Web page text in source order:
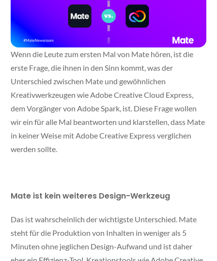
Wenn die Leute zum ersten Mal von Mate hören, ist die
erste Frage, die ihnen in den Sinn kommt, was der
Unterschied zwischen Mate und gewöhnlichen
Kreativwerkzeugen wie Adobe Creative Cloud Express,
dem Vorgänger von Adobe Spark, ist. Diese Frage wollen
wir ein für alle Mal beantworten und klarstellen, dass Mate
in keiner Weise mit Adobe Creative Express verglichen
werden sollte.
Mate ist kein weiteres Design-Werkzeug
Das ist wahrscheinlich der wichtigste Unterschied. Mate
steht für die Produktion von Inhalten in weniger als 5
Minuten ohne jeglichen Design-Aufwand und ist daher